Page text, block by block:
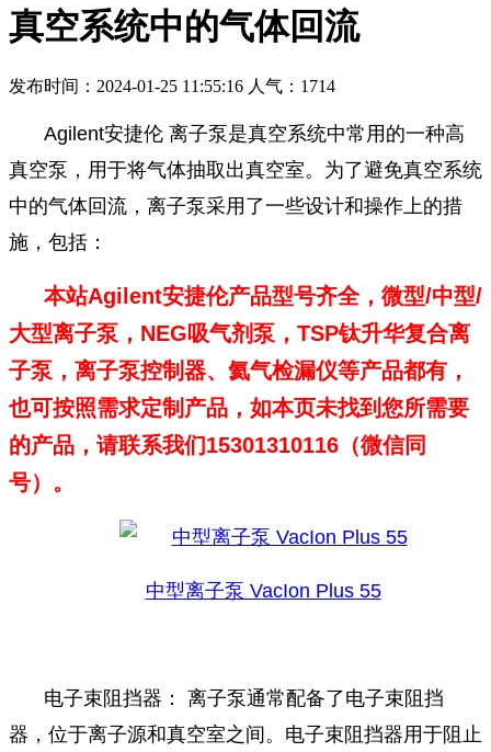
真空系统中的气体回流
发布时间：2024-01-25 11:55:16 人气：1714
Agilent安捷伦 离子泵是真空系统中常用的一种高
真空泵，用于将气体抽取出真空室。为了避免真空系统
中的气体回流，离子泵采用了一些设计和操作上的措
施，包括：
本站Agilent安捷伦产品型号齐全，微型/中型/
大型离子泵，NEG吸气剂泵，TSP钛升华复合离
子泵，离子泵控制器、氦气检漏仪等产品都有，
也可按照需求定制产品，如本页未找到您所需要
的产品，请联系我们15301310116（微信同
号）。
中型离子泵 VacIon Plus 55
电子束阻挡器： 离子泵通常配备了电子束阻挡
器，位于离子源和真空室之间。电子束阻挡器用于阻止